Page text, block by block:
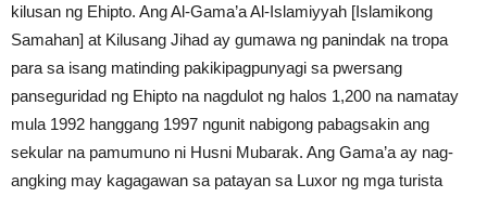
kilusan ng Ehipto. Ang Al-Gama’a Al-Islamiyyah [Islamikong
Samahan] at Kilusang Jihad ay gumawa ng panindak na tropa
para sa isang matinding pakikipagpunyagi sa pwersang
panseguridad ng Ehipto na nagdulot ng halos 1,200 na namatay
mula 1992 hanggang 1997 ngunit nabigong pabagsakin ang
sekular na pamumuno ni Husni Mubarak. Ang Gama’a ay nag-
angking may kagagawan sa patayan sa Luxor ng mga turista